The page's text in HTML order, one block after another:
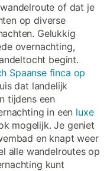
of dat je
op diverse
Gelukkig
overnachting,
begint.
Spaanse finca op
dat landelijk
tijdens een
in een luxe
mogelijk. Je geniet
en knapt weer
alle wandelroutes op
kunt